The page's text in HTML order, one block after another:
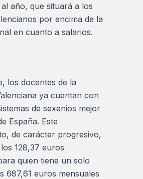
año, que situará a los
por encima de la
en cuanto a salarios.
los docentes de la
ya cuentan con
de sexenios mejor
España. Este
de carácter progresivo,
128,37 euros
quien tiene un solo
687,61 euros mensuales